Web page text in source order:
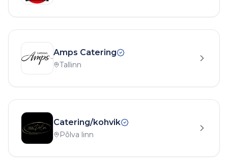
Amps Catering
Tallinn
Catering/kohvik
Põlva linn